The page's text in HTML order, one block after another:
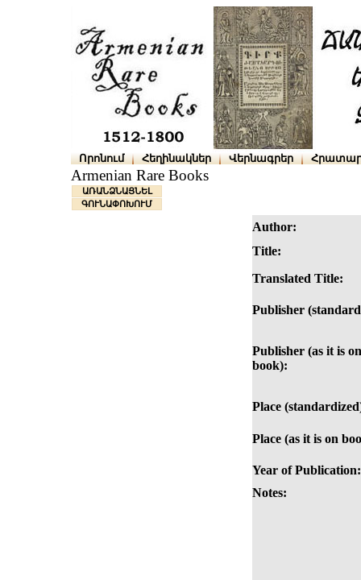
Որոնում Հեղինակներ Վերնագրեր
Armenian Rare Books
ԱՌԱՆՁՆԱՑՆԵԼ
ԳՈՒՆԱՓՈԽՈՒՄ
Author:
Title:
Translated Title:
Publisher
Publisher (as it is on
book):
Place
Place (as it is on
Year of Publication:
Notes: